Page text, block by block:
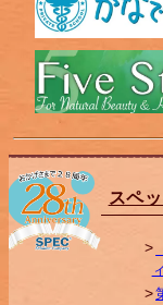
スペ